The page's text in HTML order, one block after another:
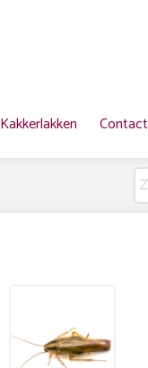
Kakkerlakken Contact